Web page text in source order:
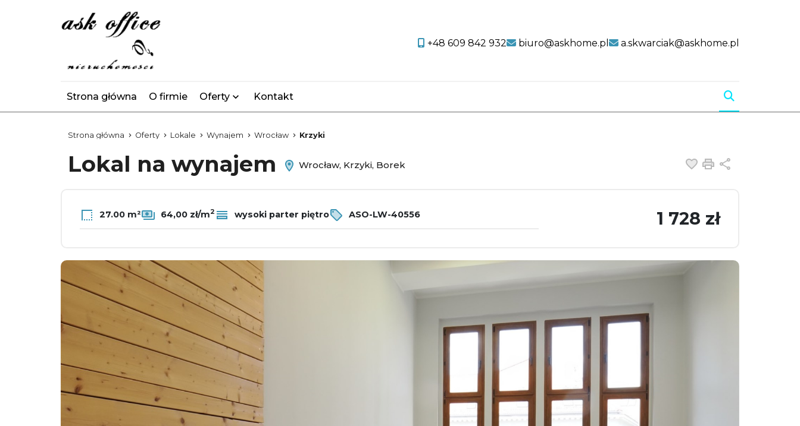
+48 609 842 932 biuro@askhome.pl a.skwarciak@askhome.pl
Strona główna O firmie Oferty Kontakt
Strona główna Oferty Lokale Wynajem Wrocław Krzyki
Lokal na wynajem Wrocław, Krzyki, Borek Dodaj do
Drukuj
27.00 m² 64,00 zł/m2 wysoki parter piętro ASO-LW-40556 1 728 zł